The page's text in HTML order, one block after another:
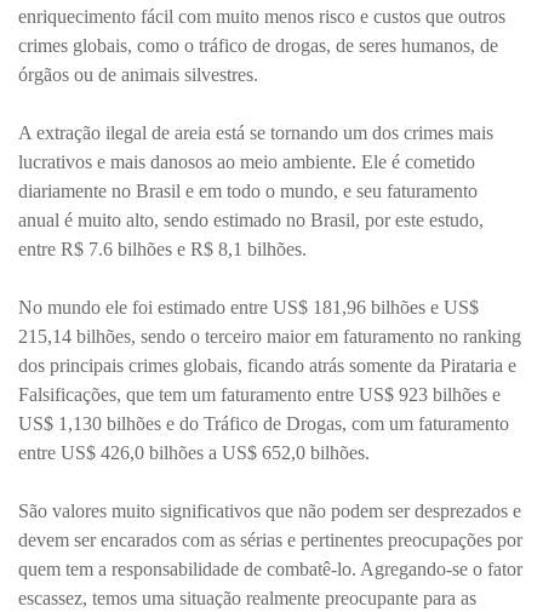
enriquecimento fácil com muito menos risco e custos que outros
crimes globais, como o tráfico de drogas, de seres humanos, de
órgãos ou de animais silvestres.
A extração ilegal de areia está se tornando um dos crimes mais
lucrativos e mais danosos ao meio ambiente. Ele é cometido
diariamente no Brasil e em todo o mundo, e seu faturamento
anual é muito alto, sendo estimado no Brasil, por este estudo,
entre R$ 7.6 bilhões e R$ 8,1 bilhões.
No mundo ele foi estimado entre US$ 181,96 bilhões e US$
215,14 bilhões, sendo o terceiro maior em faturamento no ranking
dos principais crimes globais, ficando atrás somente da Pirataria e
Falsificações, que tem um faturamento entre US$ 923 bilhões e
US$ 1,130 bilhões e do Tráfico de Drogas, com um faturamento
entre US$ 426,0 bilhões a US$ 652,0 bilhões.
São valores muito significativos que não podem ser desprezados e
devem ser encarados com as sérias e pertinentes preocupações por
quem tem a responsabilidade de combatê-lo. Agregando-se o fator
escassez, temos uma situação realmente preocupante para as